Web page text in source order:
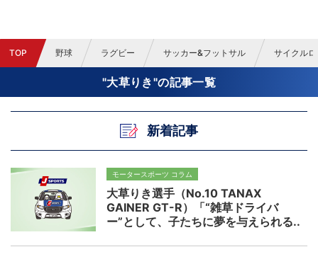
TOP 野球 ラグビー サッカー&フットサル サイクル
"大草りき"の記事一覧
新着記事
モータースポーツ コラム
大草りき選手（No.10 TANAX
GAINER GT-R）「“雑草ドライバ
ー”として、子たちに夢を与えられる